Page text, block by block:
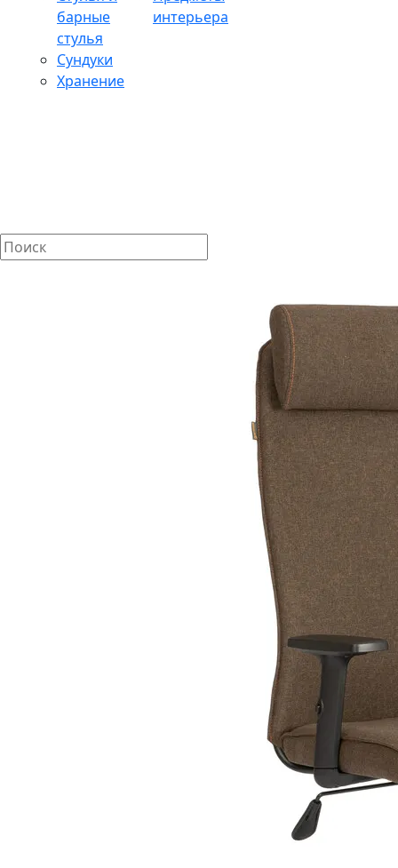
барные
стулья
Сундуки
Хранение
интерьера